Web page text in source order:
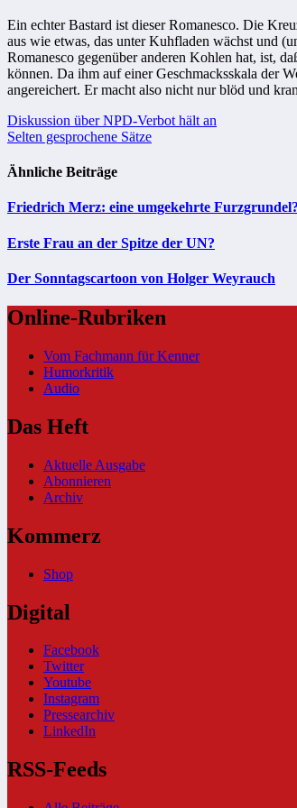
Ein echter Bastard ist dieser Romanesco. Die
aus wie etwas, das unter Kuhfladen wächst und
Romanesco gegenüber anderen Kohlen hat, ist,
können. Da ihm auf einer Geschmacksskala der
angereichert. Er macht also nicht nur blöd und
Beitragsnavigation
Diskussion über NPD-Verbot hält an
Selten gesprochene Sätze
Ähnliche Beiträge
Friedrich Merz: eine umgekehrte Furzgrundel?
Erste Frau an der Spitze der UN?
Der Sonntagscartoon von Holger Weyrauch
Online-Rubriken
Vom Fachmann für Kenner
Humorkritik
Audio
Das Heft
Aktuelle Ausgabe
Abonnieren
Archiv
Kommerz
Shop
Digital
Facebook
Twitter
Youtube
Instagram
Pressearchiv
LinkedIn
RSS-Feeds